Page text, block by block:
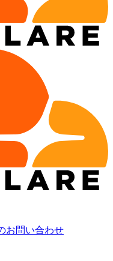
お問い合わせ